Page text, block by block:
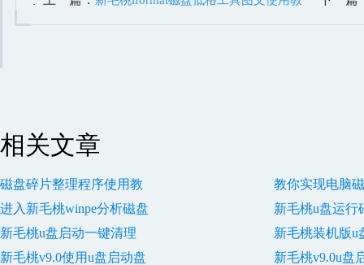
相关文章
磁盘碎片整理程序使用教
教你实现电脑
进入新毛桃winpe分析磁盘
新毛桃u盘运行
新毛桃u盘启动一键清理
新毛桃装机版u
新毛桃v9.0使用u盘启动盘
新毛桃v9.0u盘